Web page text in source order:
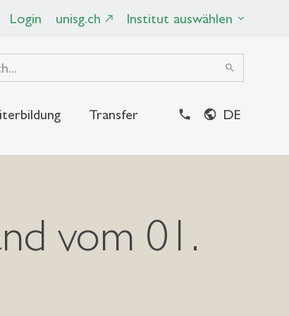
Login unisg.ch Institut auswählen
search
Transfer DE
vom 01.